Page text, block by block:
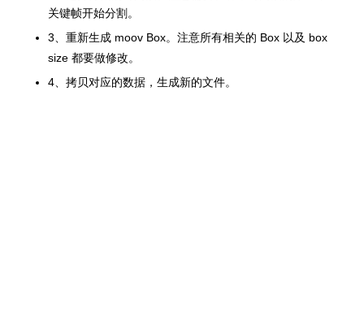
关键帧开始分割。
3、重新生成 moov Box。注意所有相关的 Box 以及 box
size 都要做修改。
4、拷贝对应的数据，生成新的文件。